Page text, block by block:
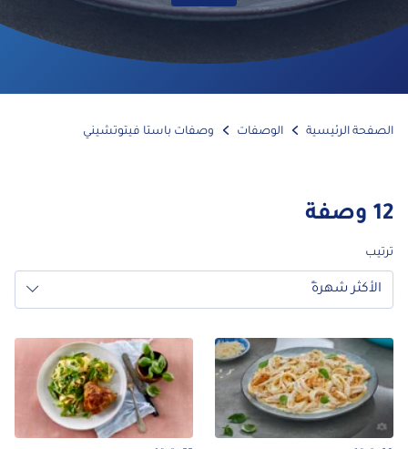
الرئيسية الوصفات وصفات باستا فيتوتشيني
وصفة
شهرةً